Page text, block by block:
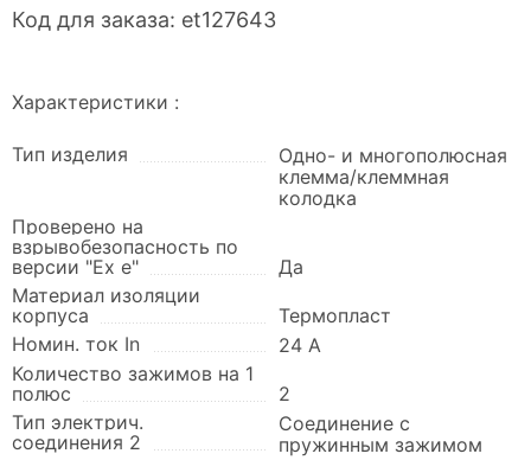
Код для заказа: et127643
Характеристики :
Тип изделия
Одно- и многополюсная
клемма/клеммная
колодка
Проверено на
взрывобезопасность по
версии "Ex e"
Да
Материал изоляции
корпуса
Термопласт
Номин. ток In
24 А
Количество зажимов на 1
полюс
2
Тип электрич.
соединения 2
Соединение с
пружинным зажимом